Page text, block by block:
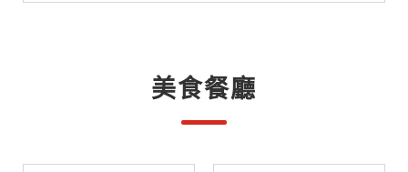
美食餐廳